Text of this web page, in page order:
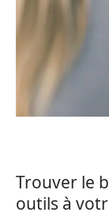
Trouver le
outils à